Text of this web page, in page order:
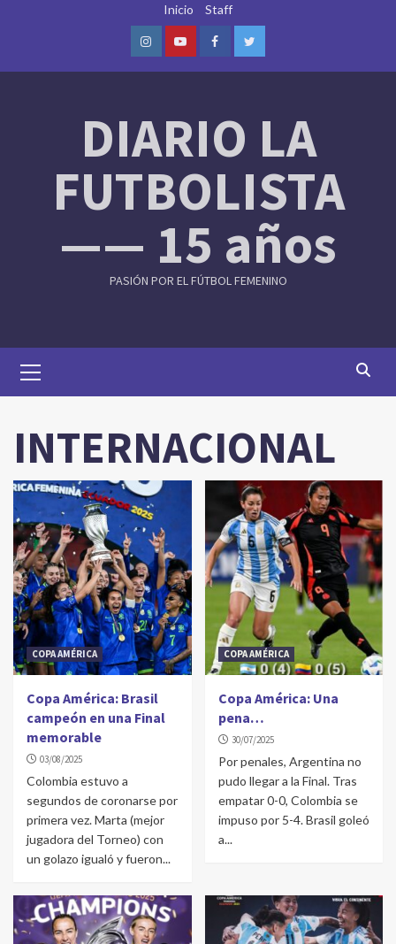
Inicio Staff
InstagramYoutubeFacebookTwitter
DIARIO LA
FUTBOLISTA
—— 15 años
PASIÓN POR EL FÚTBOL FEMENINO
Menu
INTERNACIONAL
COPA AMÉRICA
Copa América: Brasil
campeón en una Final
memorable
03/08/2025
Colombia estuvo a
segundos de coronarse por
primera vez. Marta (mejor
jugadora del Torneo) con
un golazo igualó y fueron...
COPA AMÉRICA
Copa América: Una
pena…
30/07/2025
Por penales, Argentina no
pudo llegar a la Final. Tras
empatar 0-0, Colombia se
impuso por 5-4. Brasil goleó
a...